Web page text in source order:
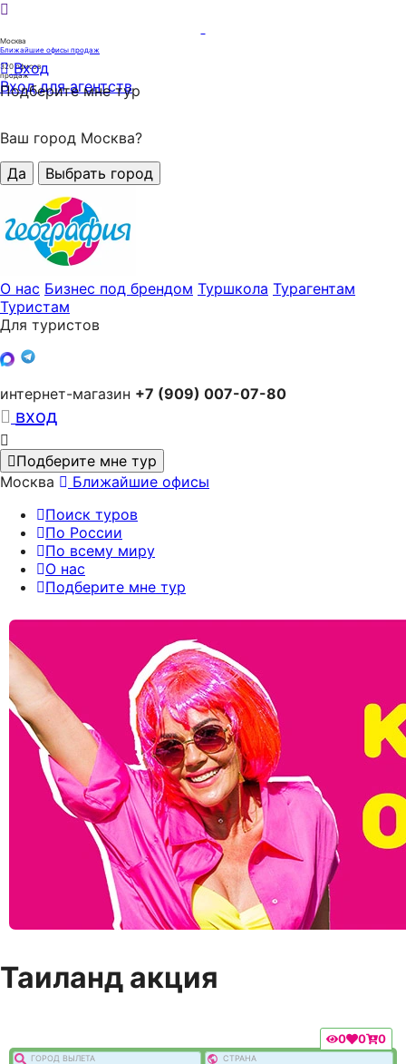
Москва
Ближайшие офисы продаж
320офисов
продаж
Вход
Вход для агентств
Подберите мне тур
Ваш город Москва?
Да
Выбрать город
О нас Бизнес под брендом Туршкола Турагентам
Туристам
Для туристов
интернет-магазин +7 (909) 007-07-80
вход
Подберите мне тур
Москва
Ближайшие офисы
Поиск туров
По России
По всему миру
О нас
Подберите мне тур
Таиланд акция
0 0 0
ГОРОД ВЫЛEТА СТРАНА